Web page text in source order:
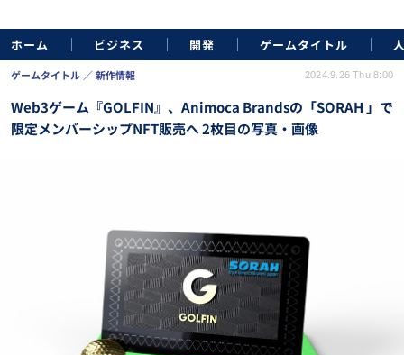
ホーム ビジネス 開発 ゲームタイトル
Web3ゲーム『GOLFIN』、Animoca Brandsの「SORAH 」で
限定メンバーシップNFT販売へ 2枚目の写真・画像
ゲームタイトル 新作情報 2024.9.26 Thu 8:00